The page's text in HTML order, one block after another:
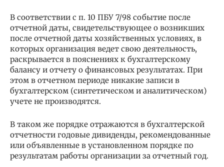
В соответствии с п. 10 ПБУ 7/98 событие после
отчетной даты, свидетельствующее о возникших
после отчетной даты хозяйственных условиях, в
которых организация ведет свою деятельность,
раскрывается в пояснениях к бухгалтерскому
балансу и отчету о финансовых результатах. При
этом в отчетном периоде никакие записи в
бухгалтерском (синтетическом и аналитическом)
учете не производятся.
В таком же порядке отражаются в бухгалтерской
отчетности годовые дивиденды, рекомендованные
или объявленные в установленном порядке по
результатам работы организации за отчетный год.